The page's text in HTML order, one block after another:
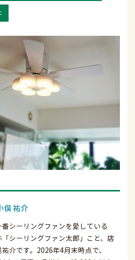
俣 祐介
番シーリングファンを愛している
「シーリングファン太郎」こと、店
介です。2026年4月末時点で、